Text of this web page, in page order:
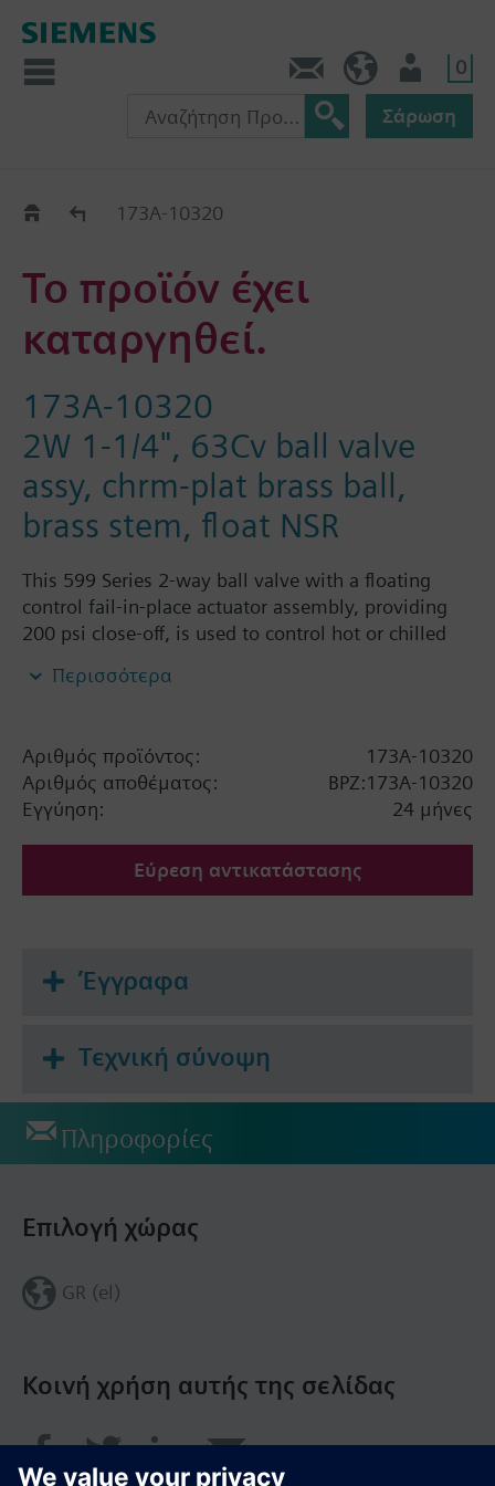
0
Σάρωση
Old2New173A-10320
Το προϊόν έχει
καταργηθεί.
173A-10320
2W 1-1/4", 63Cv ball valve
assy, chrm-plat brass ball,
brass stem, float NSR
This 599 Series 2-way ball valve with a floating
control fail-in-place actuator assembly, providing
200 psi close-off, is used to control hot or chilled
fan coil units, unit conditioners, radiation and
brass ball and brass stem, and an operating handle
that can manually operate the valve in the event of
power failure.
Περισσότερα
Αριθμός προϊόντος:
173A-10320
Αριθμός αποθέματος:
BPZ:173A-10320
Εγγύηση:
24 μήνες
Εύρεση αντικατάστασης
Έγγραφα
Τεχνική σύνοψη
Πληροφορίες
Κοινή χρήση αυτής της σελίδας
Επιλογή χώρας
GR (el)